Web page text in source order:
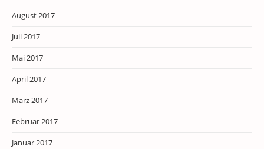
August 2017
Juli 2017
Mai 2017
April 2017
März 2017
Februar 2017
Januar 2017